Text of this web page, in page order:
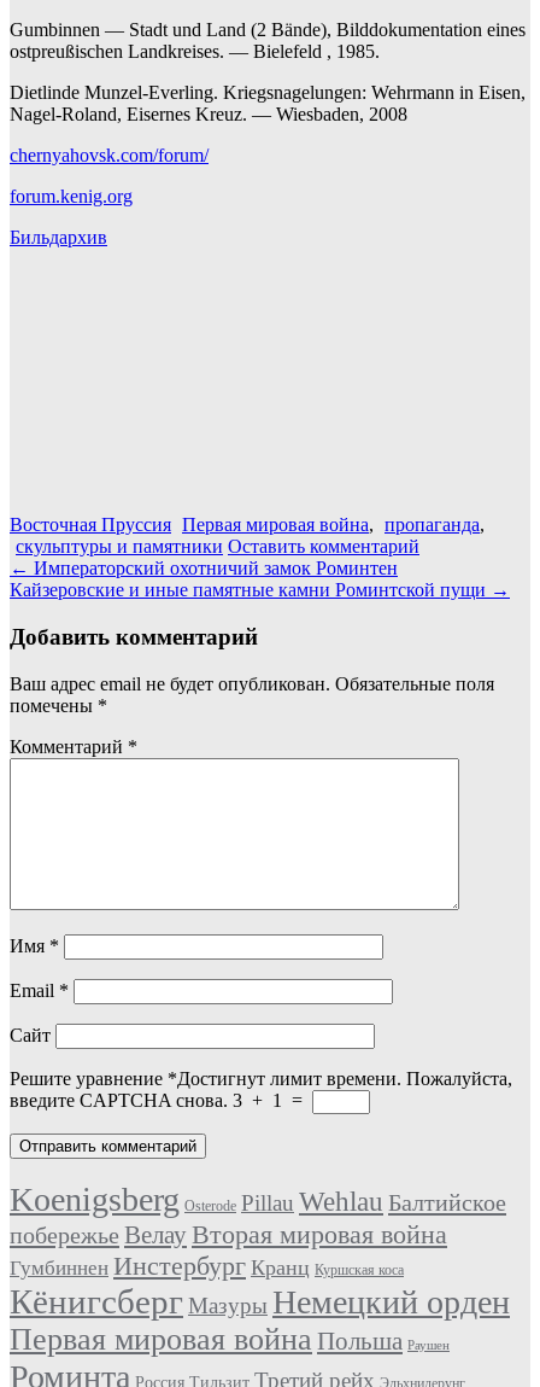
Gumbinnen — Stadt und Land (2 Bände), Bilddokumentation eines
ostpreußischen Landkreises. — Bielefeld , 1985.
Dietlinde Munzel-Everling. Kriegsnagelungen: Wehrmann in Eisen,
Nagel-Roland, Eisernes Kreuz. — Wiesbaden, 2008
chernyahovsk.com/forum/
forum.kenig.org
Бильдархив
Восточная Пруссия Первая мировая война, пропаганда,
скульптуры и памятники Оставить комментарий
Навигация
по
← Императорский охотничий замок Роминтен
Кайзеровские и иные памятные камни Роминтской пущи →
Добавить комментарий
Ваш адрес email не будет опубликован. Обязательные поля
помечены *
Комментарий *
Имя *
Email *
Сайт
Решите уравнение *Достигнут лимит времени. Пожалуйста,
введите CAPTCHA снова. 3 + 1 =
Koenigsberg Osterode Pillau Wehlau Балтийское
побережье ВелауВторая мировая война
Гумбиннен Инстербург Кранц Куршская коса
Кёнигсберг Мазуры Немецкий орден
Первая мировая война Польша Раушен
Роминта Россия Тильзит Третий рейх